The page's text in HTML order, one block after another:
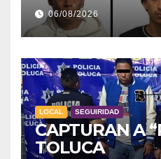
06/08/2026
LOCAL SEGUIRIDAD
CAPTURAN A
TOLUCA